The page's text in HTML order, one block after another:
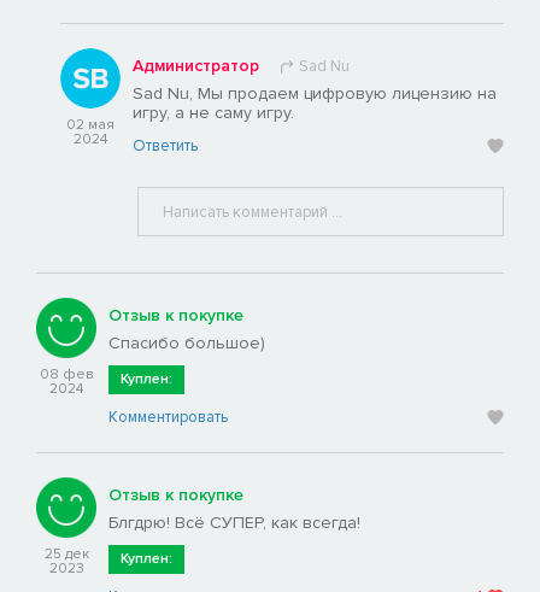
02 мая
2024
Администратор Sad Nu
Sad Nu, Мы продаем цифровую лицензию на
игру, а не саму игру.
Ответить
08 фев
2024
Отзыв к покупке
Спасибо большое)
Куплен:
Комментировать
25 дек
2023
Отзыв к покупке
Блгдрю! Всё СУПЕР, как всегда!
Куплен: